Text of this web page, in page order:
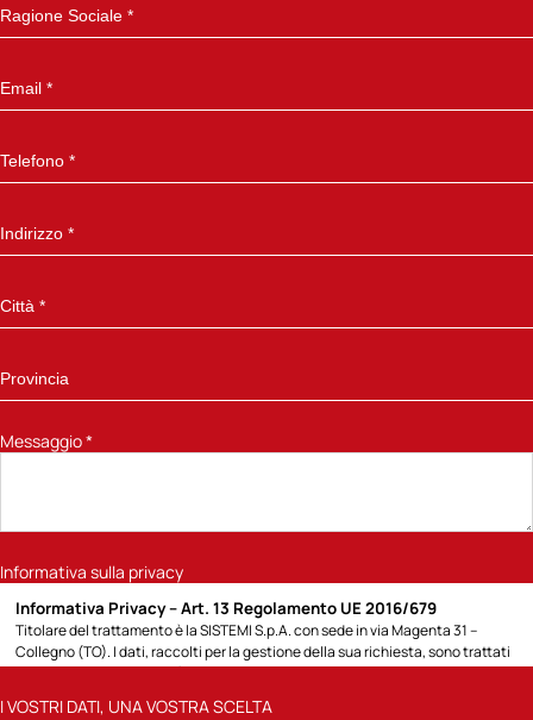
Messaggio*
Informativa sulla privacy
Informativa Privacy – Art. 13 Regolamento UE 2016/679
Titolare del trattamento è la SISTEMI S.p.A. con sede in via Magenta 31 –
Collegno (TO). I dati, raccolti per la gestione della sua richiesta, sono trattati
e servizi Sistemi o altro specificato direttamente dall’Interessato; potremo
I VOSTRI DATI, UNA VOSTRA SCELTA